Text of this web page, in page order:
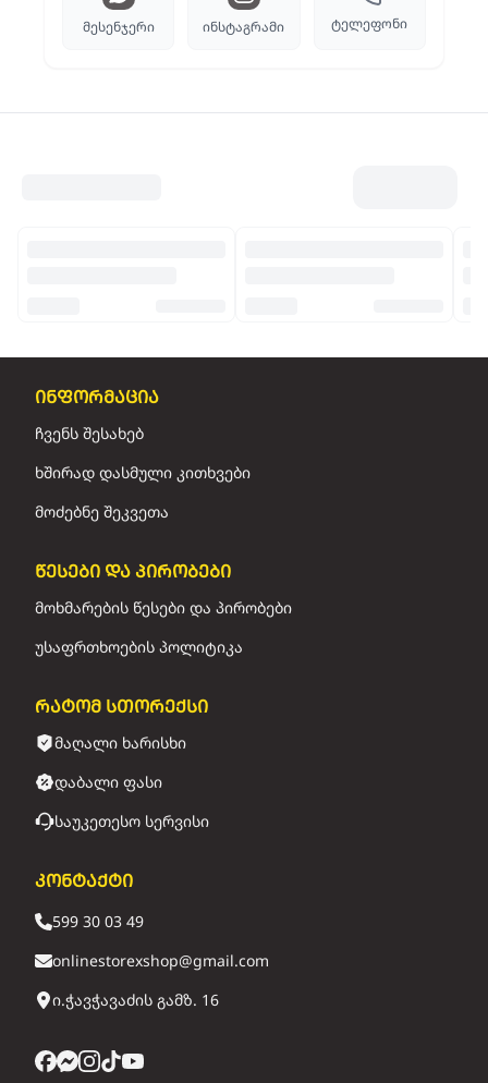
მესენჯერი ინსტაგრამი ტელეფონი
ინფორმაცია
ჩვენს შესახებ
ხშირად დასმული კითხვები
მოძებნე შეკვეთა
წესები და პირობები
მოხმარების წესები და პირობები
უსაფრთხოების პოლიტიკა
რატომ სთორექსი
მაღალი ხარისხი
დაბალი ფასი
საუკეთესო სერვისი
კონტაქტი
599 30 03 49
onlinestorexshop@gmail.com
ი.ჭავჭავაძის გამზ. 16